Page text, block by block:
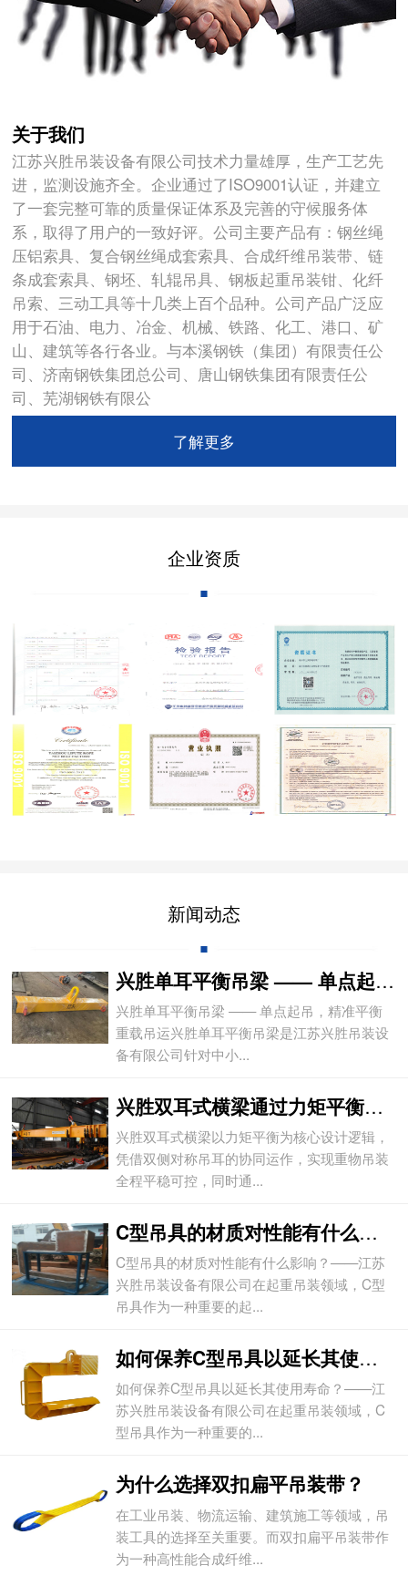
关于我们
江苏兴胜吊装设备有限公司技术力量雄厚，生产工艺先
进，监测设施齐全。企业通过了ISO9001认证，并建立
了一套完整可靠的质量保证体系及完善的守候服务体
系，取得了用户的一致好评。公司主要产品有：钢丝绳
压铝索具、复合钢丝绳成套索具、合成纤维吊装带、链
条成套索具、钢坯、轧辊吊具、钢板起重吊装钳、化纤
吊索、三动工具等十几类上百个品种。公司产品广泛应
用于石油、电力、冶金、机械、铁路、化工、港口、矿
山、建筑等各行各业。与本溪钢铁（集团）有限责任公
司、济南钢铁集团总公司、唐山钢铁集团有限责任公
司、芜湖钢铁有限公
了解更多
企业资质
新闻动态
兴胜单耳平衡吊梁 —— 单点起吊，精准平
兴胜单耳平衡吊梁 —— 单点起吊，精准平衡
重载吊运兴胜单耳平衡吊梁是江苏兴胜吊装设
备有限公司针对中小...
兴胜双耳式横梁通过力矩平衡实现重物平稳吊
兴胜双耳式横梁以力矩平衡为核心设计逻辑，
凭借双侧对称吊耳的协同运作，实现重物吊装
全程平稳可控，同时通...
C型吊具的材质对性能有什么影响？
C型吊具的材质对性能有什么影响？——江苏
兴胜吊装设备有限公司在起重吊装领域，C型
吊具作为一种重要的起...
如何保养C型吊具以延长其使用寿命？
如何保养C型吊具以延长其使用寿命？——江
苏兴胜吊装设备有限公司在起重吊装领域，C
型吊具作为一种重要的...
为什么选择双扣扁平吊装带？
在工业吊装、物流运输、建筑施工等领域，吊
装工具的选择至关重要。而双扣扁平吊装带作
为一种高性能合成纤维...